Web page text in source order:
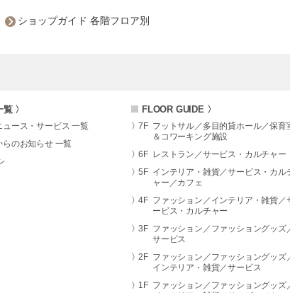
ショップガイド 各階フロア別
〉
ュース・サービス 一覧
らのお知らせ 一覧
FLOOR GUIDE 〉
7F フットサル／多目的貸ホール／保育
＆コワーキング施設
6F レストラン／サービス・カルチャー
5F インテリア・雑貨／サービス・カル
ャー／カフェ
4F ファッション／インテリア・雑貨／
ービス・カルチャー
3F ファッション／ファッショングッズ
サービス
2F ファッション／ファッショングッズ
インテリア・雑貨／サービス
1F ファッション／ファッショングッズ